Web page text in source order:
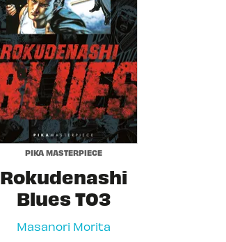
PIKA MASTERPIECE
Rokudenashi
Blues T03
Masanori Morita